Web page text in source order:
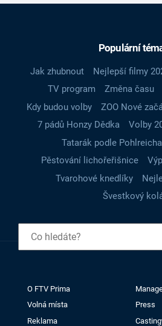
Populární
Jak zhubnout Nejlepší filmy
TV program
Změna času
Kdy budou volby
ZOO Nové
7 pádů Honzy Dědka
Volby
Tatarák podle Pohlreicha
Pěstování lichořeřišnice
Tvarohové knedlíky
Švestkový
O FTV Prima
Volná místa
Press
Reklama